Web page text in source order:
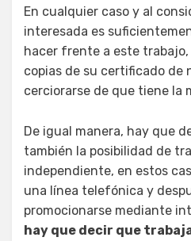
En cualquier caso y al
interesada es
hacer frente a este
copias de su certificado de
cerciorarse de que tiene la
De igual manera, hay que
también la posibilidad de
independiente, en estos
una línea telefónica y
promocionarse mediante
hay que decir que